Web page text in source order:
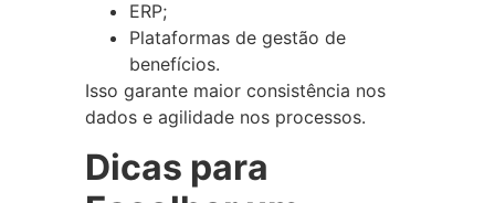
ERP;
Plataformas de gestão de
benefícios.
Isso garante maior consistência nos
dados e agilidade nos processos.
Dicas para